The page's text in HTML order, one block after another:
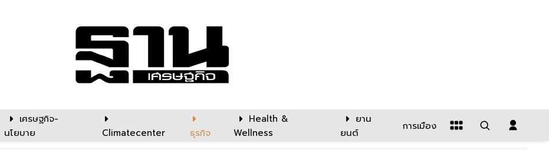
เศรษฐกิจ-
นโยบาย
Climatecenter ธุรกิจ
Health &
Wellness
ยาน
ยนต์
การเมือง